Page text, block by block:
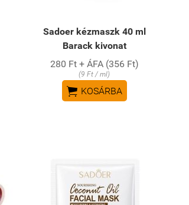
Sadoer kézmaszk 40 ml
Barack kivonat
280 Ft + ÁFA (356 Ft)
(9 Ft / ml)
 KOSÁRBA